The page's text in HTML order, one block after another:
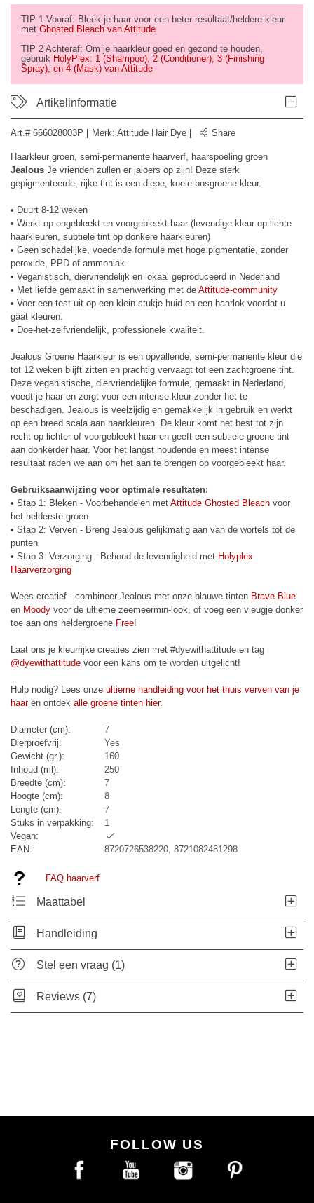
TIP 1 Vooraf: Bleek je haar voor een beter resultaat/heldere kleur
met Ghosted Bleach van Attitude
TIP 2 Achteraf: Om je haarkleur goed en gezond te houden,
gebruik HolyPlex: 1 (Shampoo), 2 (Conditioner), 3 (Finishing
Spray), en 4 (Mask) van Attitude
Artikelinformatie
Art.# 666028003P Merk: Attitude Hair Dye Share
Haarkleur groen, semi-permanente haarverf, haarspoeling groen
Jealous Je vrienden zullen er jaloers op zijn! Deze sterk
gepigmenteerde, rijke tint is een diepe, koele bosgroene kleur.
• Duurt 8-12 weken
• Werkt op ongebleekt en voorgebleekt haar (levendige kleur op lichte
haarkleuren, subtiele tint op donkere haarkleuren)
• Geen schadelijke, voedende formule met hoge pigmentatie, zonder
peroxide, PPD of ammoniak.
• Veganistisch, diervriendelijk en lokaal geproduceerd in Nederland
• Met liefde gemaakt in samenwerking met de Attitude-community
• Voer een test uit op een klein stukje huid en een haarlok voordat u
gaat kleuren.
• Doe-het-zelfvriendelijk, professionele kwaliteit.
Jealous Groene Haarkleur is een opvallende, semi-permanente kleur die
tot 12 weken blijft zitten en prachtig vervaagt tot een zachtgroene tint.
Deze veganistische, diervriendelijke formule, gemaakt in Nederland,
voedt je haar en zorgt voor een intense kleur zonder het te
beschadigen. Jealous is veelzijdig en gemakkelijk in gebruik en werkt
op een breed scala aan haarkleuren. De kleur komt het best tot zijn
recht op lichter of voorgebleekt haar en geeft een subtiele groene tint
aan donkerder haar. Voor het langst houdende en meest intense
resultaat raden we aan om het aan te brengen op voorgebleekt haar.
Gebruiksaanwijzing voor optimale resultaten:
• Stap 1: Bleken - Voorbehandelen met Attitude Ghosted Bleach voor
het helderste groen
• Stap 2: Verven - Breng Jealous gelijkmatig aan van de wortels tot de
punten
• Stap 3: Verzorging - Behoud de levendigheid met Holyplex
Haarverzorging
Wees creatief - combineer Jealous met onze blauwe tinten Brave Blue
en Moody voor de ultieme zeemeermin-look, of voeg een vleugje donker
toe aan ons heldergroene Free!
Laat ons je kleurrijke creaties zien met #dyewithattitude en tag
@dyewithattitude voor een kans om te worden uitgelicht!
Hulp nodig? Lees onze ultieme handleiding voor het thuis verven van je
haaren ontdek alle groene tinten hier.
Diameter (cm):
7
Dierproefvrij:
Yes
Gewicht (gr.):
160
Inhoud (ml):
250
Breedte (cm):
7
Hoogte (cm):
8
Lengte (cm):
7
Stuks in verpakking:
1
Vegan:
EAN:
8720726538220, 8721082481298
FAQ haarverf
Maattabel
Handleiding
Stel een vraag (1)
Reviews (7)
FOLLOW US